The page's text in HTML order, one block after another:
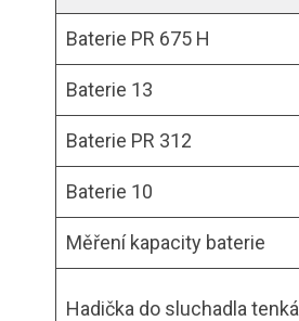
Baterie PR 675 H
Baterie 13
Baterie PR 312
Baterie 10
Měření kapacity baterie
Hadička do sluchadla tenká